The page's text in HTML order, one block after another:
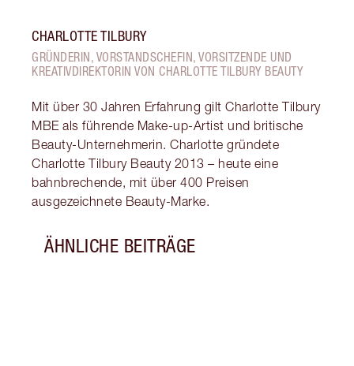
CHARLOTTE TILBURY
GRÜNDERIN, VORSTANDSCHEFIN, VORSITZENDE UND
KREATIVDIREKTORIN VON CHARLOTTE TILBURY BEAUTY
Mit über 30 Jahren Erfahrung gilt Charlotte Tilbury
MBE als führende Make-up-Artist und britische
Beauty-Unternehmerin. Charlotte gründete
Charlotte Tilbury Beauty 2013 – heute eine
bahnbrechende, mit über 400 Preisen
ausgezeichnete Beauty-Marke.
ÄHNLICHE BEITRÄGE